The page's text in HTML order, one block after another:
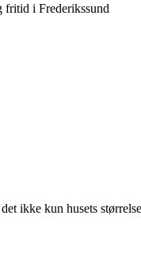
fritid i Frederikssund
ikke kun husets